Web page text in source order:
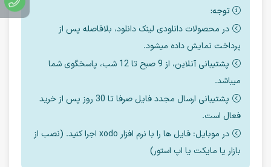
توجه:
در محصولات دانلودی لینک دانلود، بلافاصله پس از
پرداخت نمایش داده میشود.
پشتیبانی آنلاین، از 9 صبح تا 12 شب، پاسخگوی شما
میباشد.
پشتیبانی ارسال مجدد فایل صرفا تا 30 روز پس از خرید
فعال است.
در موبایل: فایل ها را با نرم افزار xodo اجرا کنید. (نصب از
بازار یا مایکت یا اپ استور)